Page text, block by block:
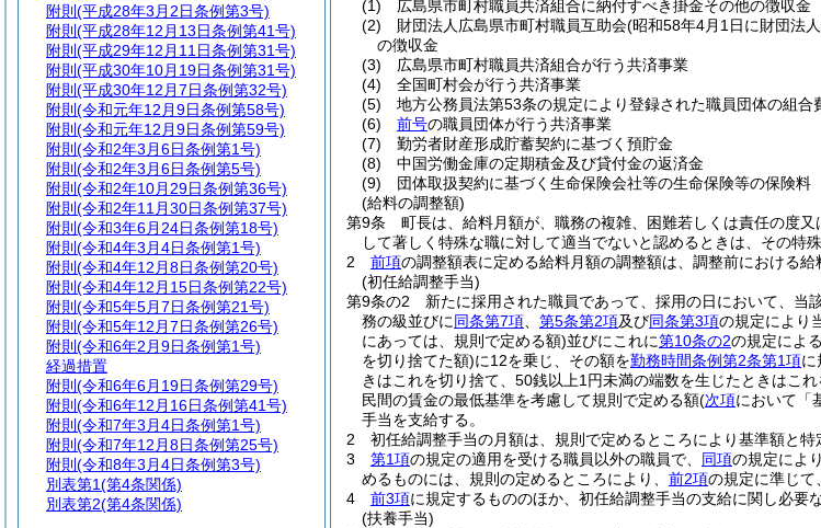
(1)
広島県市町村職員共済組合に納付すべき掛金その他の徴収金
(2)
財団法人広島県市町村職員互助会(昭和58年4月1日に財団法
の徴収金
(3)
広島県市町村職員共済組合が行う共済事業
(4)
全国町村会が行う共済事業
(5)
地方公務員法第53条の規定により登録された職員団体の組合
(6)
前号の職員団体が行う共済事業
(7)
勤労者財産形成貯蓄契約に基づく預貯金
(8)
中国労働金庫の定期積金及び貸付金の返済金
(9)
団体取扱契約に基づく生命保険会社等の生命保険等の保険料
(給料の調整額)
第9条
町長は、給料月額が、職務の複雑、困難若しくは責任の度
して著しく特殊な職に対して適当でないと認めるときは、その特
2
前項の調整額表に定める給料月額の調整額は、調整前における給
(初任給調整手当)
第9条の2
新たに採用された職員であって、採用の日において、当
務の級並びに同条第7項 第5条第2項及び同条第3項の規定により
にあっては、規則で定める額)並びにこれに第10条の2の規定によ
を切り捨てた額)に12を乗じ、その額を勤務時間条例第2条第1項に
きはこれを切り捨て、50銭以上1円未満の端数を生じたときはこ
民間の賃金の最低基準を考慮して規則で定める額(次項において「
手当を支給する。
2
初任給調整手当の月額は、規則で定めるところにより基準額と特
3
第1項の規定の適用を受ける職員以外の職員で、 同項の規定によ
めるものには、規則の定めるところにより、 前2項の規定に準じて
4
前3項に規定するもののほか、初任給調整手当の支給に関し必要
(扶養手当)
附則 (平成28年3月2日条例第3号)
附則 (平成28年12月13日条例第41号)
附則 (平成29年12月11日条例第31号)
附則 (平成30年10月19日条例第31号)
附則 (平成30年12月7日条例第32号)
附則 (令和元年12月9日条例第58号)
附則 (令和元年12月9日条例第59号)
附則 (令和2年3月6日条例第1号)
附則 (令和2年3月6日条例第5号)
附則 (令和2年10月29日条例第36号)
附則 (令和2年11月30日条例第37号)
附則 (令和3年6月24日条例第18号)
附則 (令和4年3月4日条例第1号)
附則 (令和4年12月8日条例第20号)
附則 (令和4年12月15日条例第22号)
附則 (令和5年5月7日条例第21号)
附則 (令和5年12月7日条例第26号)
附則 (令和6年2月9日条例第1号)
経過措置
附則 (令和6年6月19日条例第29号)
附則 (令和6年12月16日条例第41号)
附則 (令和7年3月4日条例第1号)
附則 (令和7年12月8日条例第25号)
附則 (令和8年3月4日条例第3号)
別表第1(第4条関係)
別表第2(第4条関係)